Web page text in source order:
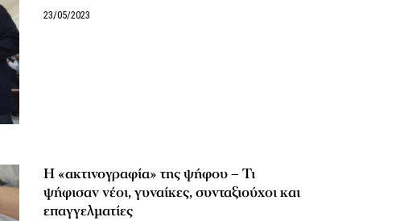
23/05/2023
Η «ακτινογραφία» της ψήφου – Τι
ψήφισαν νέοι, γυναίκες, συνταξιούχοι και
επαγγελματίες